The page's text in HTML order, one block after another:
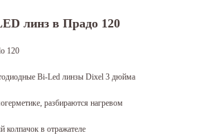
линз в Прадо 120
120
Bi-Led линзы Dixel 3 дюйма
разбираются нагревом
колпачок в отражателе